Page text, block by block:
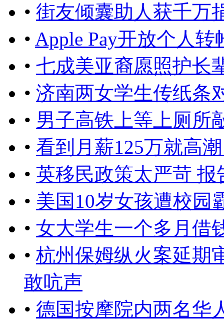
• 街友倾囊助人获千万
• Apple Pay开放个人
• 七成美亚裔愿照护长
• 济南两女学生传纸条
• 男子高铁上等上厕所
• 看到月薪125万就高
• 英移民政策太严苛
• 美国10岁女孩遭校园
• 女大学生一个多月借
• 杭州保姆纵火案延期
敢吭声
• 德国按摩院内两名华